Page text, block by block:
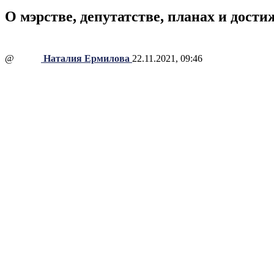
О мэрстве, депутатстве, планах и
@ Наталия Ермилова 22.11.2021, 09:46